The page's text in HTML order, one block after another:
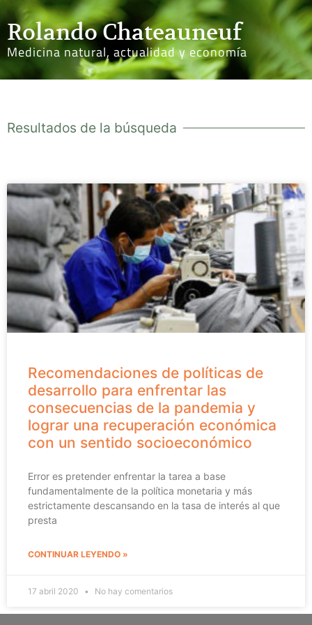
Rolando Chateauneuf
Medicina natural, actualidad y economía
Resultados de la búsqueda
Recomendaciones de políticas de
desarrollo para enfrentar las
consecuencias de la pandemia y
lograr una recuperación económica
con un sentido socioeconómico
Error es pretender enfrentar la tarea a base
fundamentalmente de la política monetaria y más
estrictamente descansando en la tasa de interés al que
presta
CONTINUAR LEYENDO »
17 abril 2020 No hay comentarios